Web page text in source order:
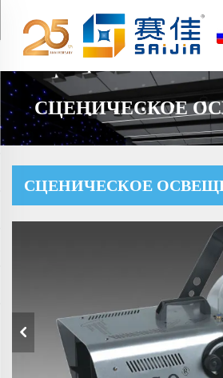
СЦЕНИЧЕСКОЕ
СЦЕНИЧЕСКОЕ